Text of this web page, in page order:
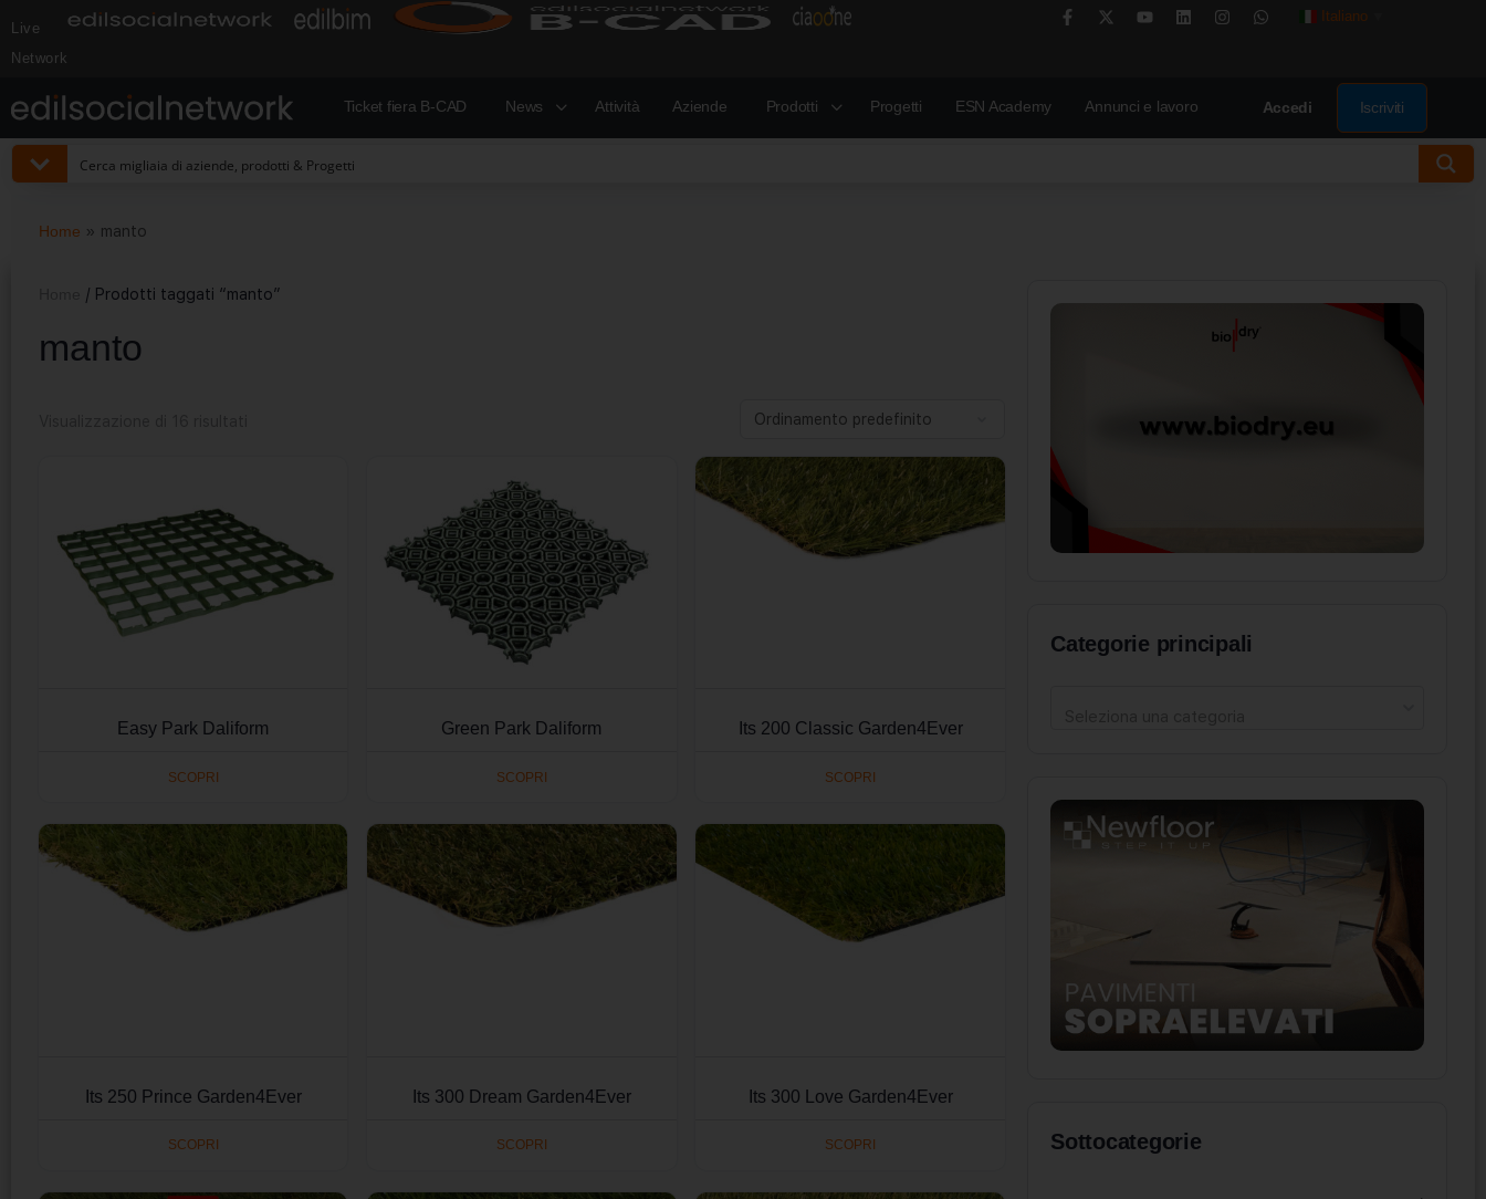
Live
Network
Italiano
Ticket fiera B-CAD News Attività Aziende Prodotti Progetti ESN Academy Annunci e lavoro Accedi Iscriviti
Home » manto
/ Prodotti taggati “manto”
manto
Easy Park Daliform
SCOPRI
Green Park Daliform
SCOPRI
Its 200 Classic Garden4Ever
SCOPRI
Its 250 Prince Garden4Ever
SCOPRI
Its 300 Dream Garden4Ever
SCOPRI
Its 300 Love Garden4Ever
SCOPRI
Categorie principali
Sottocategorie